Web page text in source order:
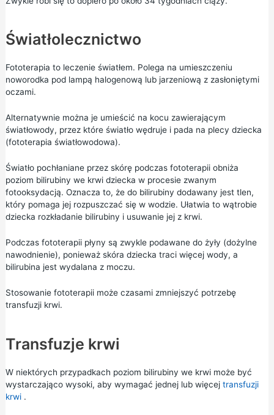
Światłolecznictwo
Fototerapia to leczenie światłem. Polega na umieszczeniu
noworodka pod lampą halogenową lub jarzeniową z zasłoniętymi
oczami.
Alternatywnie można je umieścić na kocu zawierającym
światłowody, przez które światło wędruje i pada na plecy dziecka
(fototerapia światłowodowa).
Światło pochłaniane przez skórę podczas fototerapii obniża
poziom bilirubiny we krwi dziecka w procesie zwanym
fotooksydacją. Oznacza to, że do bilirubiny dodawany jest tlen,
który pomaga jej rozpuszczać się w wodzie. Ułatwia to wątrobie
dziecka rozkładanie bilirubiny i usuwanie jej z krwi.
Podczas fototerapii płyny są zwykle podawane do żyły (dożylne
nawodnienie), ponieważ skóra dziecka traci więcej wody, a
bilirubina jest wydalana z moczu.
Stosowanie fototerapii może czasami zmniejszyć potrzebę
transfuzji krwi.
Transfuzje krwi
W niektórych przypadkach poziom bilirubiny we krwi może być
wystarczająco wysoki, aby wymagać jednej lub więcej transfuzji
krwi.